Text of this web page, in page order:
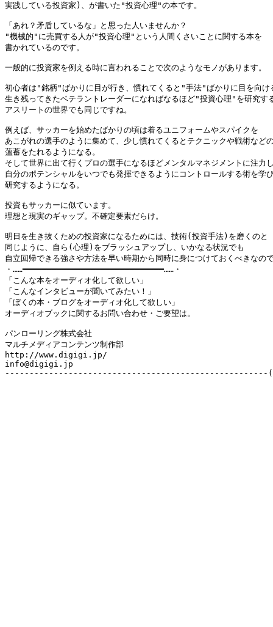
実践している投資家)、が書いた"投資心理"の本です。
「あれ？矛盾しているな」と思った人いませんか？
"機械的"に売買する人が"投資心理"という人間くさいことに関する本を
書かれているのです。
一般的に投資家を例える時に言われることで次のようなモノがあります。
初心者は"銘柄"ばかりに目が行き、慣れてくると"手法"ばかりに目を向け
生き残ってきたベテラントレーダーになればなるほど"投資心理"を研究す
アスリートの世界でも同じですね。
例えば、サッカーを始めたばかりの頃は着るユニフォームやスパイクを
あこがれの選手のように集めて、少し慣れてくるとテクニックや戦術など
薀蓄をたれるようになる。
そして世界に出て行くプロの選手になるほどメンタルマネジメントに注力
自分のポテンシャルをいつでも発揮できるようにコントロールする術を学
研究するようになる。
投資もサッカーに似ています。
理想と現実のギャップ。不確定要素だらけ。
明日を生き抜くための投資家になるためには、技術(投資手法)を磨くのと
同じように、自ら(心理)をブラッシュアップし、いかなる状況でも
自立回帰できる強さや方法を早い時期から同時に身につけておくべきなの
・……━━━━━━━━━━━━━━━━━━━━━━━━━━━━━……・
「こんな本をオーディオ化して欲しい」
「こんなインタビューが聞いてみたい！」
「ぼくの本・ブログをオーディオ化して欲しい」
オーディオブックに関するお問い合わせ・ご要望は。
パンローリング株式会社
マルチメディアコンテンツ制作部
http://www.digigi.jp/
info@digigi.jp